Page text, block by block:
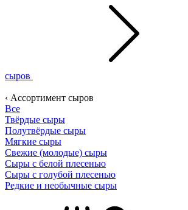
сыров
‹ Ассортимент сыров
Все
Твёрдые сыры
Полутвёрдые сыры
Мягкие сыры
Свежие (молодые) сыры
Сыры с белой плесенью
Сыры с голубой плесенью
Редкие и необычные сыры